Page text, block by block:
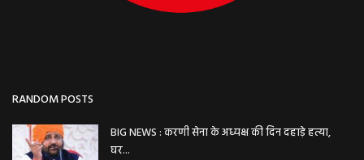
RANDOM POSTS
BIG NEWS : करणी सेना के अध्यक्ष की दिन दहाड़े हत्या,
घर...